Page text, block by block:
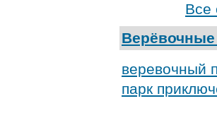
Все
Верёвочные
веревочный
парк